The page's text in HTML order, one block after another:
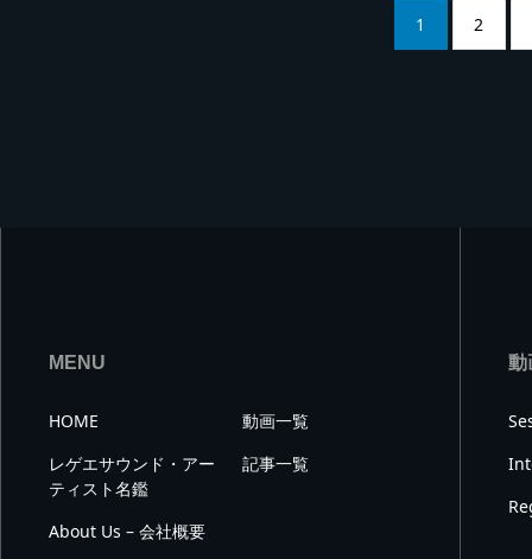
1 2
MENU
HOME
動画一覧
レゲエサウンド・アー
ティスト名鑑
記事一覧
About Us – 会社概要
動